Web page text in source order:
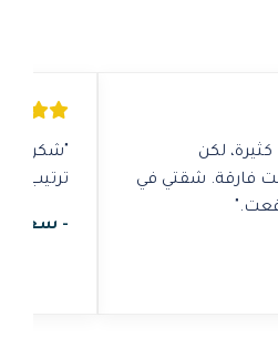
"شكراً للمستشار العقاري
ترتيب الدفعة الأولى مع